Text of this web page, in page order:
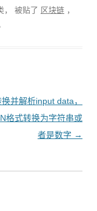
， 被贴了 区块链 ，
并解析input data，
格式转换为字符串或
者是数字 →